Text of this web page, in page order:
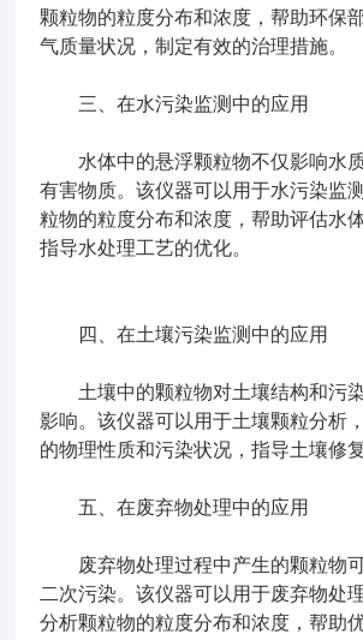
颗粒物的粒度分布和浓度，帮助环保
气质量状况，制定有效的治理措施。
三、在水污染监测中的应用
水体中的悬浮颗粒物不仅影响水
有害物质。该仪器可以用于水污染监
粒物的粒度分布和浓度，帮助评估水
指导水处理工艺的优化。
四、在土壤污染监测中的应用
土壤中的颗粒物对土壤结构和污
影响。该仪器可以用于土壤颗粒分析
的物理性质和污染状况，指导土壤修
五、在废弃物处理中的应用
废弃物处理过程中产生的颗粒物
二次污染。该仪器可以用于废弃物处
分析颗粒物的粒度分布和浓度，帮助